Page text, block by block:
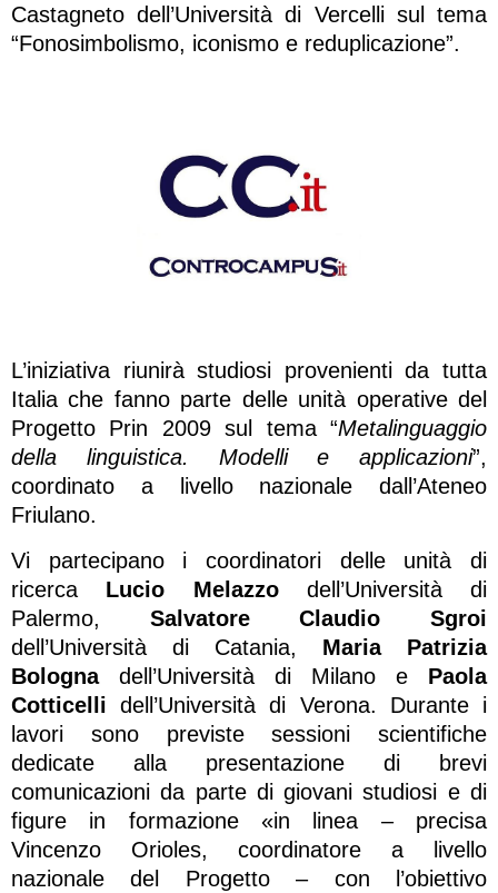
Castagneto dell’Università di Vercelli sul tema
“Fonosimbolismo, iconismo e reduplicazione”.
L’iniziativa riunirà studiosi provenienti da tutta
Italia che fanno parte delle unità operative del
Progetto Prin 2009 sul tema “Metalinguaggio
della linguistica. Modelli e applicazioni”,
coordinato a livello nazionale dall’Ateneo
Friulano.
Vi partecipano i coordinatori delle unità di
ricerca Lucio Melazzodell’Università di
Palermo, Salvatore Claudio Sgroi
dell’Università di Catania, Maria Patrizia
Bolognadell’Università di Milano e Paola
Cotticelli dell’Università di Verona. Durante i
lavori sono previste sessioni scientifiche
dedicate alla presentazione di brevi
comunicazioni da parte di giovani studiosi e di
figure in formazione «in linea – precisa
Vincenzo Orioles, coordinatore a livello
nazionale del Progetto – con l’obiettivo